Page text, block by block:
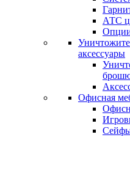
АТС
аксессуары
Офисная